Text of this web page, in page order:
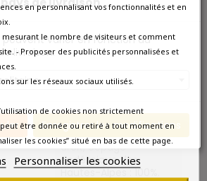
peuvent varier en fonction du
livraison.
Enregistrer les modifications
d'altitude (600
Vendange manuelle,
caisses de 20 kg.
Espanenc ou Plant
droit, cépage
endémique des
Hautes-Alpes : 100%.
en personnalisant vos fonctionnalités et en
mesurant le nombre de visiteurs et comment
- Proposer des publicités personnalisées et
sur les réseaux sociaux utilisés.
de cookies non strictement
être donnée ou retiré à tout moment en
les cookies” situé en bas de cette page.
Personnaliser les cookies